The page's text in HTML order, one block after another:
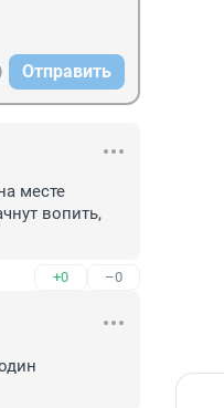
Отправить
месте
вопить,
+0 –0